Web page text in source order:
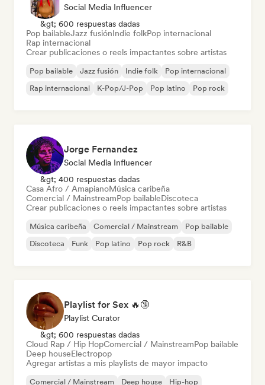
Social Media Influencer
&gt; 600 respuestas dadas
Pop bailableJazz fusiónIndie folkPop internacional
Rap internacional
Crear publicaciones o reels impactantes sobre artistas
Pop bailable Jazz fusión Indie folk
Pop internacional
Rap internacional
K-Pop/J-Pop Pop latino Pop rock
Jorge Fernandez
Social Media Influencer
&gt; 400 respuestas dadas
Casa Afro / AmapianoMúsica caribeña
Comercial / MainstreamPop bailableDiscoteca
Crear publicaciones o reels impactantes sobre artistas
Música caribeña Comercial / Mainstream
Pop bailable
Discoteca
Funk Pop latino Pop rock R&B
Playlist for Sex 🔥🔞
Playlist Curator
&gt; 600 respuestas dadas
Cloud Rap / Hip HopComercial / MainstreamPop bailable
Deep houseElectropop
Agregar artistas a mis playlists de mayor impacto
Comercial / Mainstream Deep house Hip-hop